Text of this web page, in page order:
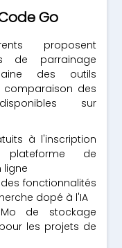
Go
proposent
de parrainage
des outils
comparaison des
sur
à l'inscription
de
ligne
fonctionnalités
dopé à l'IA
de stockage
les projets de